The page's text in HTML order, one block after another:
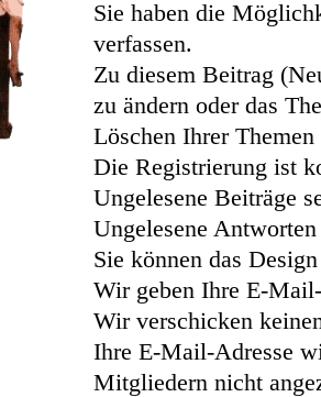
Sie haben die
verfassen.
Zu diesem Beitrag
zu ändern oder das
Löschen Ihrer
Die Registrierung ist
Ungelesene Beiträge
Ungelesene
Sie können das
Wir geben Ihre E-
Wir verschicken
Ihre E-Mail-Adresse
Mitgliedern nicht